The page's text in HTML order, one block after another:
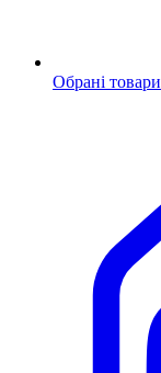
Обрані товари